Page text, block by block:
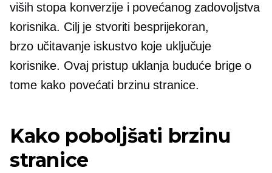
viših stopa konverzije i povećanog zadovoljstva
korisnika. Cilj je stvoriti besprijekoran,
brzo učitavanjeiskustvo koje uključuje
korisnike. Ovaj pristup uklanja buduće brige o
tome kako povećati brzinu stranice.
Kako poboljšati brzinu
stranice